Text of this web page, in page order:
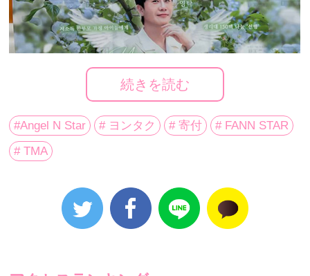
を寄付した。
いヨンタクAngelが、ひとり親家庭の女の子たちのため
に衛生用品150パックを寄付した。
続きを読む
#Angel N Star # ヨンタク # 寄付
# FANN STAR
# TMA